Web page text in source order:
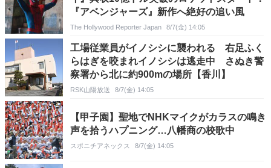
『アベンジャーズ』新作へ絶好の追い風
The Hollywood Reporter Japan 8/7(金) 14:05
工場従業員がイノシシに襲われる 右足ふく
らはぎを咬まれイノシシは逃走中 さぬき警
察署から北に約900mの場所【香川】
RSK山陽放送 8/7(金) 14:05
【甲子園】聖地でNHKマイクがカラスの鳴き
声を拾うハプニング…八幡商の校歌中
スポニチアネックス 8/7(金) 14:05